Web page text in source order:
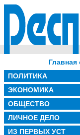
Главная
ПОЛИТИКА
ЭКОНОМИКА
ОБЩЕСТВО
ЛИЧНОЕ ДЕЛО
ИЗ ПЕРВЫХ УСТ